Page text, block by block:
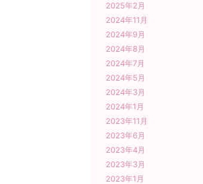
2025年2月
2024年11月
2024年9月
2024年8月
2024年7月
2024年5月
2024年3月
2024年1月
2023年11月
2023年6月
2023年4月
2023年3月
2023年1月